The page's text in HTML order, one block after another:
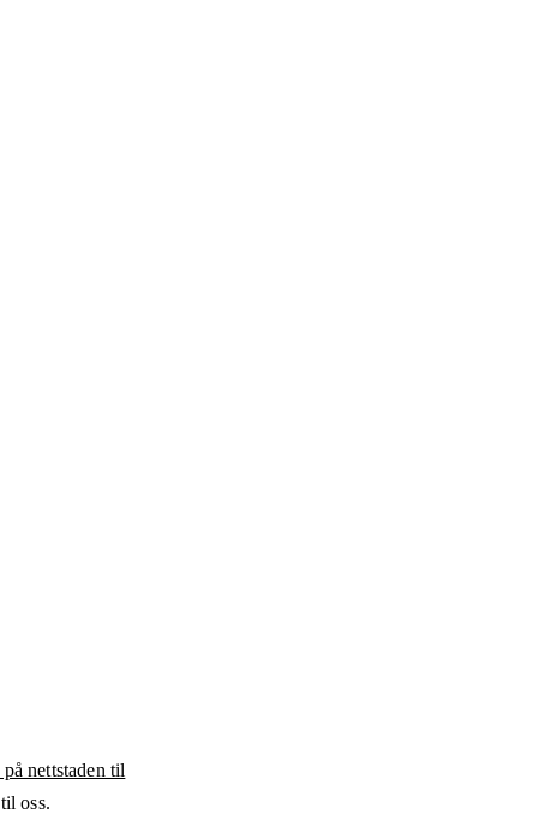
nettstaden til
oss.